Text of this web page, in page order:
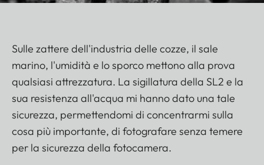
Sulle zattere dell'industria delle cozze, il sale
marino, l'umidità e lo sporco mettono alla prova
qualsiasi attrezzatura. La sigillatura della SL2 e la
sua resistenza all'acqua mi hanno dato una tale
sicurezza, permettendomi di concentrarmi sulla
cosa più importante, di fotografare senza temere
per la sicurezza della fotocamera.